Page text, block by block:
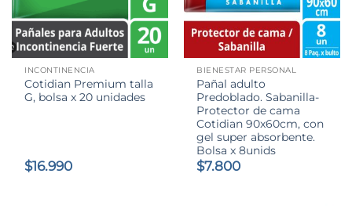
INCONTINENCIA
Cotidian Premium talla
G, bolsa x 20 unidades
$16.990
BIENESTAR PERSONAL
Pañal adulto
Predoblado. Sabanilla-
Protector de cama
Cotidian 90x60cm, con
gel super absorbente.
Bolsa x 8unids
$7.800